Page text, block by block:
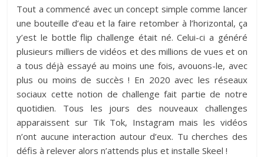
Tout a commencé avec un concept simple comme lancer
une bouteille d’eau et la faire retomber à l’horizontal, ça
y’est le bottle flip challenge était né. Celui-ci a généré
plusieurs milliers de vidéos et des millions de vues et on
a tous déjà essayé au moins une fois, avouons-le, avec
plus ou moins de succès ! En 2020 avec les réseaux
sociaux cette notion de challenge fait partie de notre
quotidien. Tous les jours des nouveaux challenges
apparaissent sur Tik Tok, Instagram mais les vidéos
n’ont aucune interaction autour d’eux. Tu cherches des
défis à relever alors n’attends plus et installe Skeel !